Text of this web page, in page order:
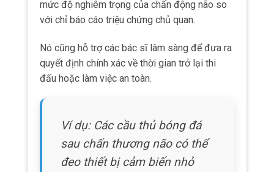
ổn định khi đi bộ, chạy, và
thực hiện các động tác thể
thao.
điểm phù hợp để cầu thủ trở lại sân cỏ.